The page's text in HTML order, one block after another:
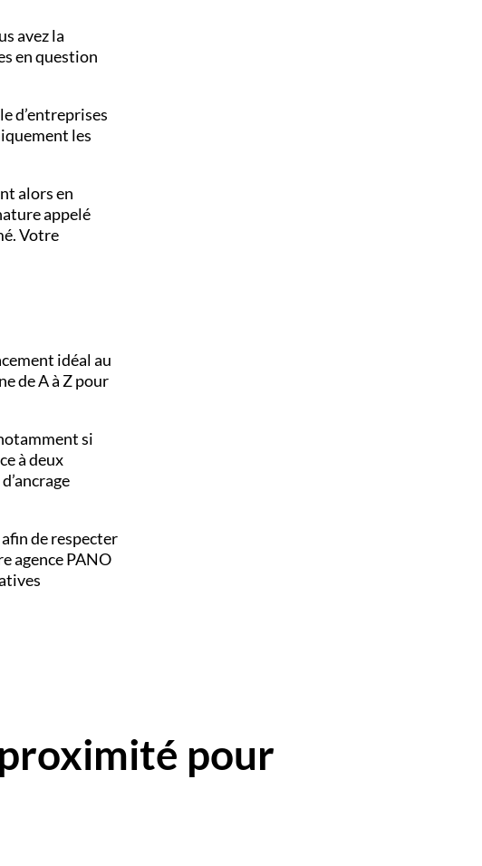
avez la
en question
d’entreprises
les
alors en
appelé
Votre
idéal au
de A à Z pour
si
à deux
de respecter
agence PANO
pour